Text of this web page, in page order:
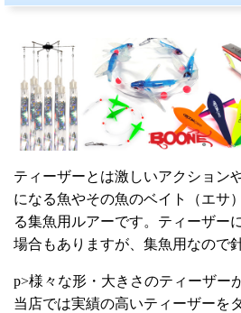
ティーザーとは激しいアクション
になる魚やその魚のベイト（エサ
る集魚用ルアーです。ティーザー
場合もありますが、集魚用なので
p>様々な形・大きさのティーザー
当店では実績の高いティーザーを